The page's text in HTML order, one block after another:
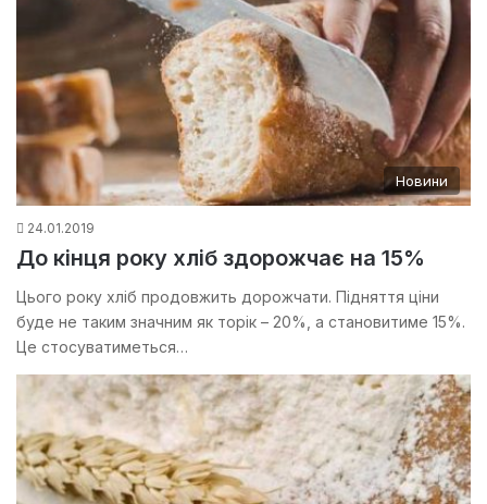
Новини
24.01.2019
До кінця року хліб здорожчає на 15%
Цього року хліб продовжить дорожчати. Підняття ціни
буде не таким значним як торік – 20%, а становитиме 15%.
Це стосуватиметься…